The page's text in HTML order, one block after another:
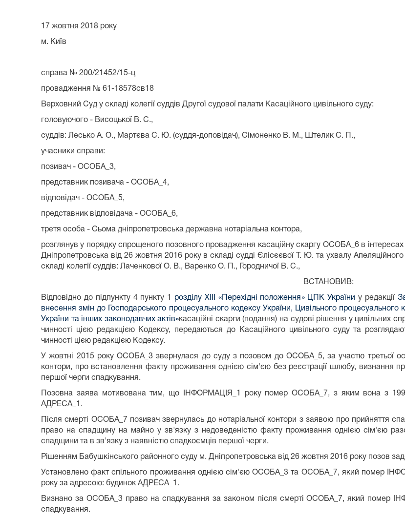
17 жовтня 2018 року
м. Київ
справа № 200/21452/15-ц
провадження № 61-18578св18
Верховний Суд у складі колегії суддів Другої судової палати Касаційного цивільного суду:
головуючого - Висоцької В. С.,
суддів: Лесько А. О., Мартєва С. Ю. (суддя-доповідач), Сімоненко В. М., Штелик С. П.,
учасники справи:
позивач - ОСОБА_3,
представник позивача - ОСОБА_4,
відповідач - ОСОБА_5,
представник відповідача - ОСОБА_6,
третя особа - Сьома дніпропетровська державна нотаріальна контора,
розглянув у порядку спрощеного позовного провадження касаційну скаргу ОСОБА_6 в
Дніпропетровська від 26 жовтня 2016 року в складі судді Єлісєєвої Т. Ю. та ухвалу
складі колегії суддів: Лаченкової О. В., Варенко О. П., Городничої В. С.,
ВСТАНОВИВ:
Відповідно до підпункту 4 пункту 1 розділу XIII «Перехідні положення» ЦПК України у редакції
внесення змін до Господарського процесуального кодексу України, Цивільного процесуального
України та інших законодавчих актів»касаційні скарги (подання) на судові рішення у цивільних
чинності цією редакцією Кодексу, передаються до Касаційного цивільного суду та
чинності цією редакцією Кодексу.
У жовтні 2015 року ОСОБА_3 звернулася до суду з позовом до ОСОБА_5, за участю третьої
контори, про встановлення факту проживання однією сім'єю без реєстрації шлюбу, визнання
першої черги спадкування.
Позовна заява мотивована тим, що ІНФОРМАЦІЯ_1 року помер ОСОБА_7, з яким вона з
АДРЕСА_1.
Після смерті ОСОБА_7 позивач звернулась до нотаріальної контори з заявою про прийняття
право на спадщину на майно у зв'язку з недоведеністю факту проживання однією сім'єю
спадщини та в зв'язку з наявністю спадкоємців першої черги.
Рішенням Бабушкінського районного суду м. Дніпропетровська від 26 жовтня 2016 року позов
Установлено факт спільного проживання однією сім'єю ОСОБА_3 та ОСОБА_7, який помер
року за адресою: будинок АДРЕСА_1.
Визнано за ОСОБА_3 право на спадкування за законом після смерті ОСОБА_7, який помер
спадкування.